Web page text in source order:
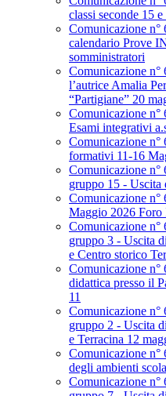
classi seconde 15
Comunicazione
calendario Prove
somministratori
Comunicazione n°
l’autrice Amalia
“Partigiane” 20
Comunicazione n°
Esami integrativi
Comunicazione n°
formativi 11-16
Comunicazione n°
gruppo 15 - Uscita
Comunicazione n°
Maggio 2026 Foro
Comunicazione n°
gruppo 3 - Uscita
e Centro storico
Comunicazione n°
didattica presso il
11
Comunicazione n°
gruppo 2 - Uscita
e Terracina 12
Comunicazione n°
degli ambienti
Comunicazione n°